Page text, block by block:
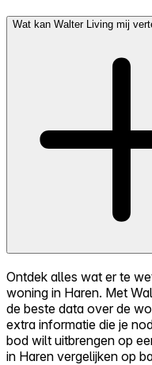
Wat kan Walter Living mij
Ontdek alles wat er te
woning in Haren. Met
de beste data over de
extra informatie die je
bod wilt uitbrengen op
in Haren vergelijken op